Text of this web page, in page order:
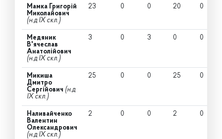
Мамка Григорій
Миколайович
(н.д IX скл.)
23 0 0 20 0
Медяник
В'ячеслав
Анатолійович
(н.д IX скл.)
3 0 3 0 0
Микиша
Дмитро
Сергійович (н.д
IX скл.)
25 0 0 25 0
Наливайченко
Валентин
Олександрович
(н.д IX скл.)
2 0 0 2 0